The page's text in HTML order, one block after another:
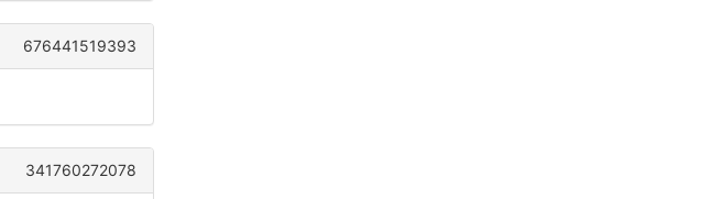
676441519393
341760272078